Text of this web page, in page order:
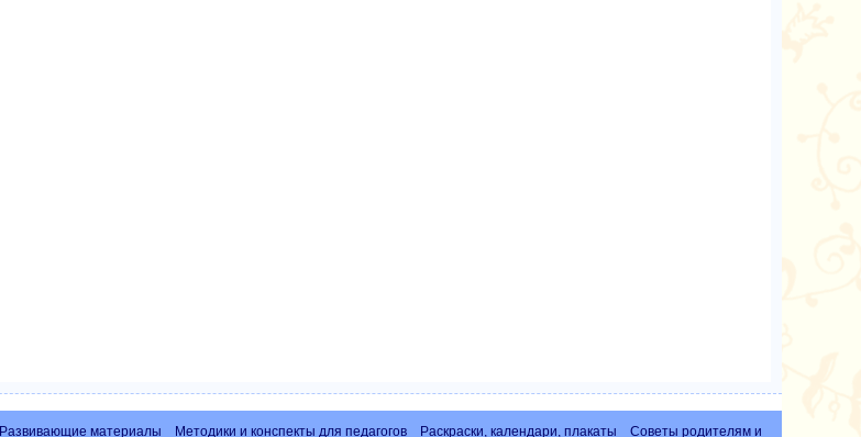
Развивающие материалы Методики и конспекты для педагогов Раскраски, календари, плакаты Советы родителям и